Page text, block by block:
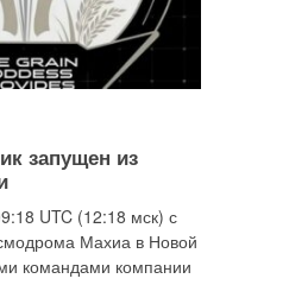
запущен из
UTC (12:18 мск) с
Махиа в Новой
командами компании